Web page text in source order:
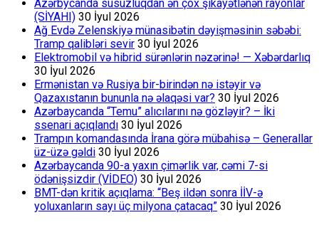
Azərbycanda susuzluqdan ən çox şikayətlənən rayonlar
(SİYAHI) 30 İyul 2026
Ağ Evdə Zelenskiyə münasibətin dəyişməsinin səbəbi:
Tramp qalibləri sevir 30 İyul 2026
Elektromobil və hibrid sürənlərin nəzərinə! — Xəbərdarlıq
30 İyul 2026
Ermənistan və Rusiya bir-birindən nə istəyir və
Qazaxıstanın bununla nə əlaqəsi var? 30 İyul 2026
Azərbaycanda “Temu” alıcılarını nə gözləyir? – İki
ssenari açıqlandı 30 İyul 2026
Trampın komandasında İrana görə mübahisə – Generallar
üz-üzə gəldi 30 İyul 2026
Azərbaycanda 90-a yaxın çimərlik var, cəmi 7-si
ödənişsizdir (VİDEO) 30 İyul 2026
BMT-dən kritik açıqlama: “Beş ildən sonra İİV-ə
yoluxanların sayı üç milyona çatacaq” 30 İyul 2026